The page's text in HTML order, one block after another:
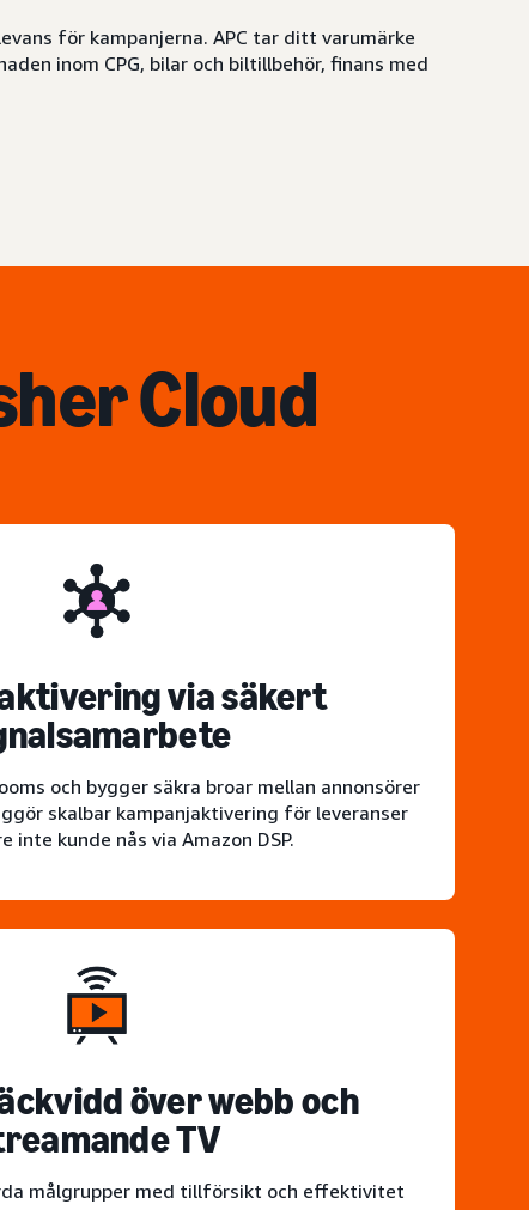
för kampanjerna. APC tar ditt varumärke
inom CPG, bilar och biltillbehör, finans med
Cloud
via säkert
och bygger säkra broar mellan annonsörer
skalbar kampanjaktivering för leveranser
inte kunde nås via Amazon DSP.
över webb och
TV
målgrupper med tillförsikt och effektivitet